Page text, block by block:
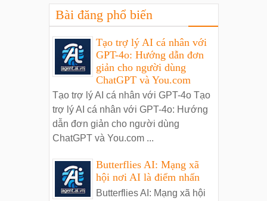
Bài đăng phổ biến
Tạo trợ lý AI cá nhân với
GPT-4o: Hướng dẫn đơn
giản cho người dùng
ChatGPT và You.com
Tạo trợ lý AI cá nhân với GPT-4o Tạo
trợ lý AI cá nhân với GPT-4o: Hướng
dẫn đơn giản cho người dùng
ChatGPT và You.com ...
Butterflies AI: Mạng xã
hội nơi AI là điểm nhấn
Butterflies AI: Mạng xã hội